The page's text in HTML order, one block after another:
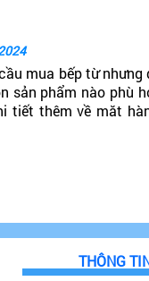
mua bếp từ nhưng
sản phẩm nào phù
tiết thêm về mặt
đáng mua nhất
THÔNG